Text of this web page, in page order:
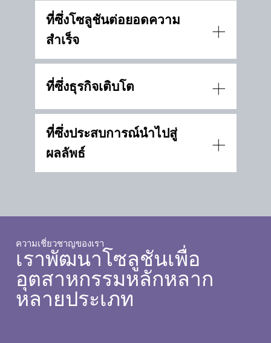
ที่ซึ่งโซลูชันต่อยอดความ
สำเร็จ
ที่ซึ่งธุรกิจเติบโต
ที่ซึ่งประสบการณ์นำไปสู่
ผลลัพธ์
ความเชี่ยวชาญของเรา
เราพัฒนาโซลูชันเพื่อ
อุตสาหกรรมหลักหลาก
หลายประเภท